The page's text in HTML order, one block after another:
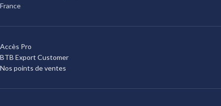
France
Accès Pro
BTB Export Customer
Nos points de ventes